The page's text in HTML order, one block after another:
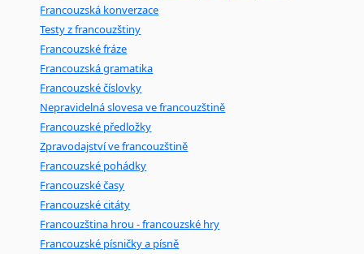
Francouzská konverzace
Testy z francouzštiny
Francouzské fráze
Francouzská gramatika
Francouzské číslovky
Nepravidelná slovesa ve francouzštině
Francouzské předložky
Zpravodajství ve francouzštině
Francouzské pohádky
Francouzské časy
Francouzské citáty
Francouzština hrou - francouzské hry
Francouzské písničky a písně